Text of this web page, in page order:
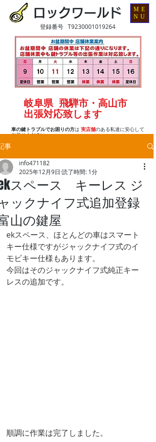
ロックワールド
車の鍵トラブルでお困りの方は 実店舗のある私達に安心して
お任せください
岐阜県 飛騨市・高山市
出張対応致します
登録番号 T9230001019264
ME
NU
事
スペース キーレス ジ
ックナイフ式追加登録
山の鍵屋
info471182
2025年12月9日 読了時間: 1分
ekスペース、ほとんどの車はスマート
キー仕様ですがジャックナイフ式のイ
モビキー仕様もあります。
今回はそのジャックナイフ式純正キー
レスの追加です。
順調に作業は完了しました。